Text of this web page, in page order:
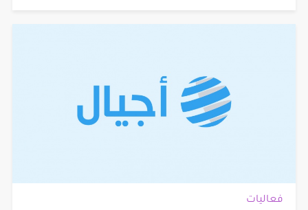
فعاليات